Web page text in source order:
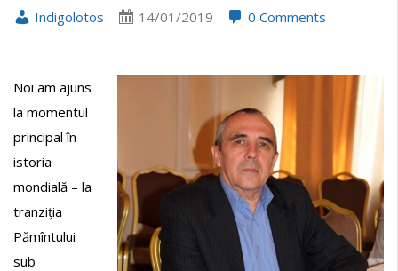
Indigolotos 14/01/2019 0 Comments
Noi am ajuns
la momentul
principal în
istoria
mondială – la
tranziția
Pămîntului
sub